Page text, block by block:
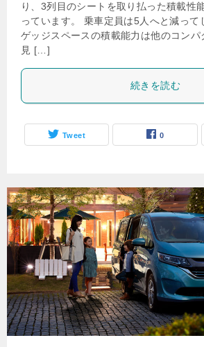
り、3列目のシートを取り払った積載性
っています。 乗車定員は5人へと減って
ゲッジスペースの積載能力は他のコンパ
見 […]
続きを読む
Tweet 0